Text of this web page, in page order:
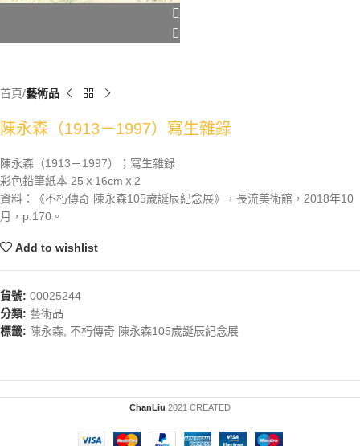
首頁 藝術品
陳永森（1913－1997）寫生雜錄
陳永森（1913－1997）；寫生雜錄
彩色鉛筆紙本 25ｘ16cmｘ2
資料：《不朽傳奇 陳永森105歲誕辰紀念展》，長流美術館，2018年10
月，p.170。
Add to wishlist
貨號: 00025244
分類: 藝術品
標籤: 陳永森 不朽傳奇 陳永森105歲誕辰紀念展
ChanLiu 2021 CREATED